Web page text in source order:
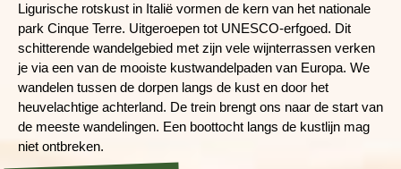
Ligurische rotskust in Italië vormen de kern van het nationale
park Cinque Terre. Uitgeroepen tot UNESCO-erfgoed. Dit
schitterende wandelgebied met zijn vele wijnterrassen verken
je via een van de mooiste kustwandelpaden van Europa. We
wandelen tussen de dorpen langs de kust en door het
heuvelachtige achterland. De trein brengt ons naar de start van
de meeste wandelingen. Een boottocht langs de kustlijn mag
niet ontbreken.